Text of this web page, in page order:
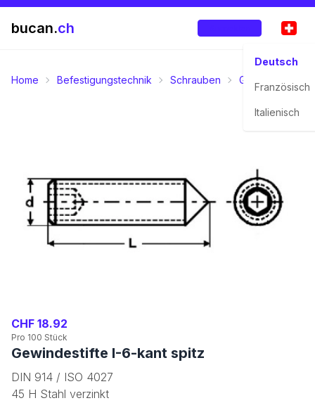
bucan.ch
Deutsch
Französisch
Italienisch
Home Befestigungstechnik Schrauben
CHF 18.92
Pro 100 Stück
Gewindestifte I-6-kant spitz
DIN 914 / ISO 4027
45 H Stahl verzinkt